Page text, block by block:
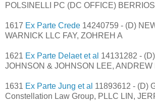
POLSINELLI PC (DC OFFICE)
1617 Ex Parte Crede 14240759 - (D)
WARNICK LLC FAY, ZOHREH A
1621 Ex Parte Delaet et al 14131282 -
JOHNSON & JOHNSON LEE, ANDREW
1631 Ex Parte Jung et al 11893612 - (D)
Constellation Law Group, PLLC LIN,